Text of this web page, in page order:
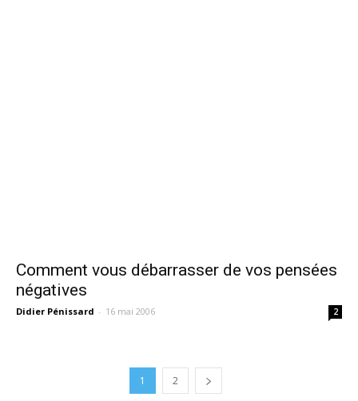
Comment vous débarrasser de vos pensées
négatives
Didier Pénissard - 16 mai 2006 2
1 2